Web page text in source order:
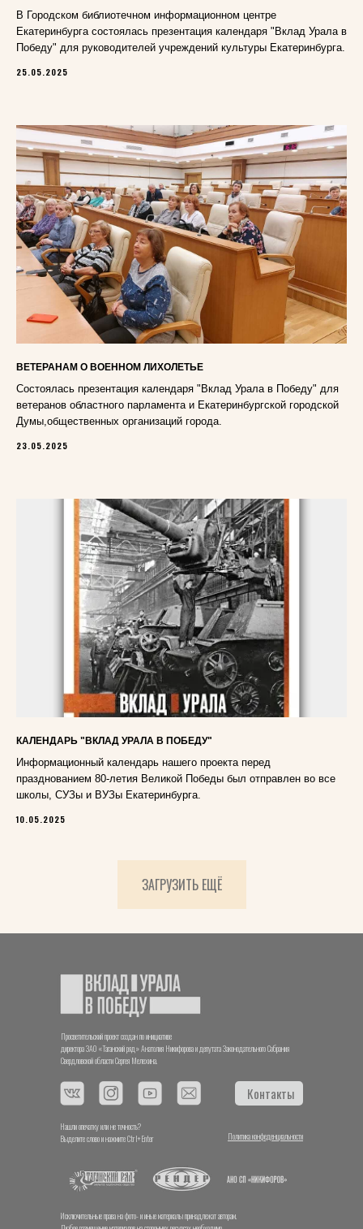
В Городском библиотечном информационном центре
Екатеринбурга состоялась презентация календаря "Вклад Урала в
Победу" для руководителей учреждений культуры Екатеринбурга.
25.05.2025
ВЕТЕРАНАМ О ВОЕННОМ ЛИХОЛЕТЬЕ
Состоялась презентация календаря "Вклад Урала в Победу" для
ветеранов областного парламента и Екатеринбургской городской
Думы,общественных организаций города.
23.05.2025
КАЛЕНДАРЬ "ВКЛАД УРАЛА В ПОБЕДУ"
Информационный календарь нашего проекта перед
празднованием 80-летия Великой Победы был отправлен во все
школы, СУЗы и ВУЗы Екатеринбурга.
10.05.2025
ЗАГРУЗИТЬ ЕЩЁ
Просветительский проект создан по инициативе
директора ЗАО «Таганский ряд» Анатолия Никифорова и депутата Законодательного Собрания
Свердловской области Сергея Мелехина.
Исключительные права на фото- и иные материалы принадлежат авторам.
Контакты
Политика конфеденциальности
Нашли опечатку или не точность?
Выделите слово и нажмите Ctrl+Enter